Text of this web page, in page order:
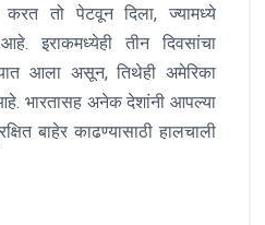
करत तो पेटवून दिला, ज्यामध्ये
इराकमध्येही तीन दिवसांचा
आला असून, तिथेही अमेरिका
आहे. भारतासह अनेक देशांनी आपल्या
बाहेर काढण्यासाठी हालचाली